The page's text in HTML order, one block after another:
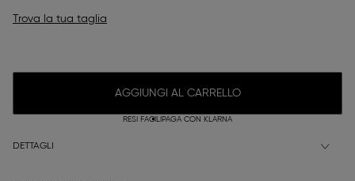
Trova la tua taglia
AGGIUNGI AL CARRELLO
RESI FACILI PAGA CON KLARNA
DETTAGLI